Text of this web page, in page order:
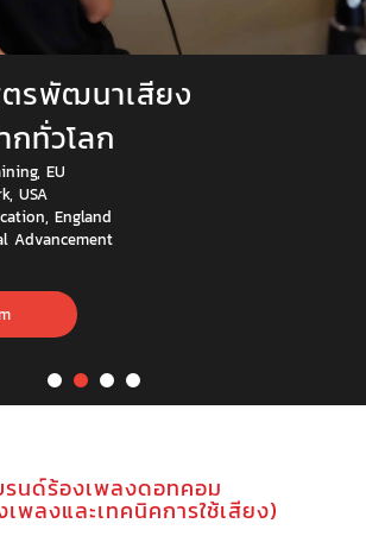
รพัฒนาเสียง
กทั่วโลก
EU
USA
England
Advancement
รนด์ร้องเพลงดอทคอม
พลงและเทคนิคการใช้เสียง)